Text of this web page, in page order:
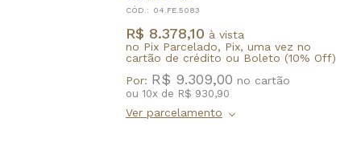
CÓD.: 04.FE.5083
R$ 8.378,10 à vista
no Pix Parcelado, Pix, uma vez no
cartão de crédito ou Boleto (10% Off)
Por: R$ 9.309,00
ou 10x de R$ 930,90